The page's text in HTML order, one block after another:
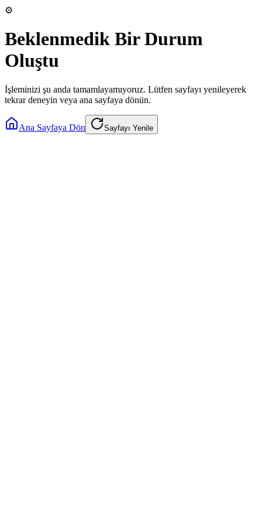
⚙️
Beklenmedik Bir Durum
Oluştu
İşleminizi şu anda tamamlayamıyoruz. Lütfen sayfayı yenileyerek
tekrar deneyin veya ana sayfaya dönün.
Ana Sayfaya Dön Sayfayı Yenile